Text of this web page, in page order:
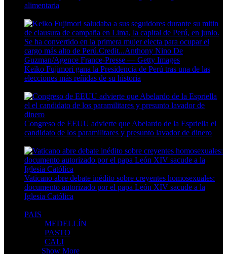
alimentaria
Keiko Fujimori gana la Presidencia de Perú tras una de las
elecciones más reñidas de su historia
Congreso de EEUU advierte que Abelardo de la Espriella el
candidato de los paramilitares y presunto lavador de dinero
Vaticano abre debate inédito sobre creyentes homosexuales:
documento autorizado por el papa León XIV sacude a la
Iglesia Católica
PAIS
MEDELLÍN
PASTO
CALI
Show More